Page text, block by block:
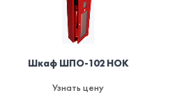
Шкаф ШПО-102 НОК
Узнать цену